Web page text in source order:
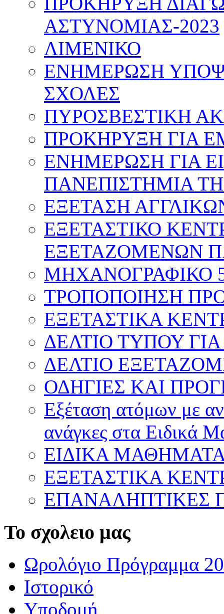
ΑΣΤΥΝΟΜΙΑΣ-2023
ΛΙΜΕΝΙΚΟ
ΕΝΗΜΕΡΩΣΗ
ΣΧΟΛΕΣ
ΠΥΡΟΣΒΕΣΤΙΚΗ
ΠΡΟΚΗΡΥΞΗ ΓΙΑ
ΕΝΗΜΕΡΩΣΗ ΓΙΑ
ΠΑΝΕΠΙΣΤΗΜΙΑ
ΕΞΕΤΑΣΗ
ΕΞΕΤΑΣΤΙΚΟ
ΕΞΕΤΑΖΟΜΕΝΩΝ
ΜΗΧΑΝΟΓΡΑΦΙΚΟ
ΤΡΟΠΟΠΟΙΗΣΗ
ΕΞΕΤΑΣΤΙΚΑ
ΔΕΛΤΙΟ ΤΥΠΟΥ
ΔΕΛΤΙΟ
ΟΔΗΓΙΕΣ ΚΑΙ
Εξέταση ατόμων με
ανάγκες στα Ειδικά
ΕΙΔΙΚΑ
ΕΞΕΤΑΣΤΙΚΑ
ΕΠΑΝΑΛΗΠΤΙΚΕΣ
Το σχολειο μας
Ωρολόγιο Πρόγραμμα
Ιστορικό
Υποδομή